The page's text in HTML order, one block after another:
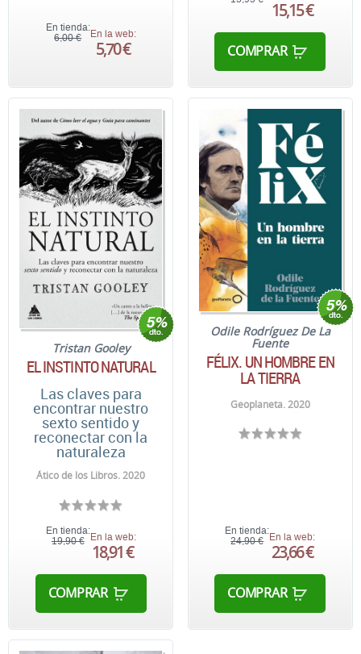
En tienda:
6,00 €
En la web:
5,70 €
15,15 €
COMPRAR
Tristan Gooley
EL INSTINTO NATURAL
Las claves para
encontrar nuestro
sexto sentido y
reconectar con la
naturaleza
Ático de los Libros. 2020
En tienda:
19,90 € En la web:
18,91 €
COMPRAR
Odile Rodríguez De La
Fuente
FÉLIX. UN HOMBRE EN
LA TIERRA
Geoplaneta. 2020
En tienda:
24,90 €
En la web:
23,66 €
COMPRAR